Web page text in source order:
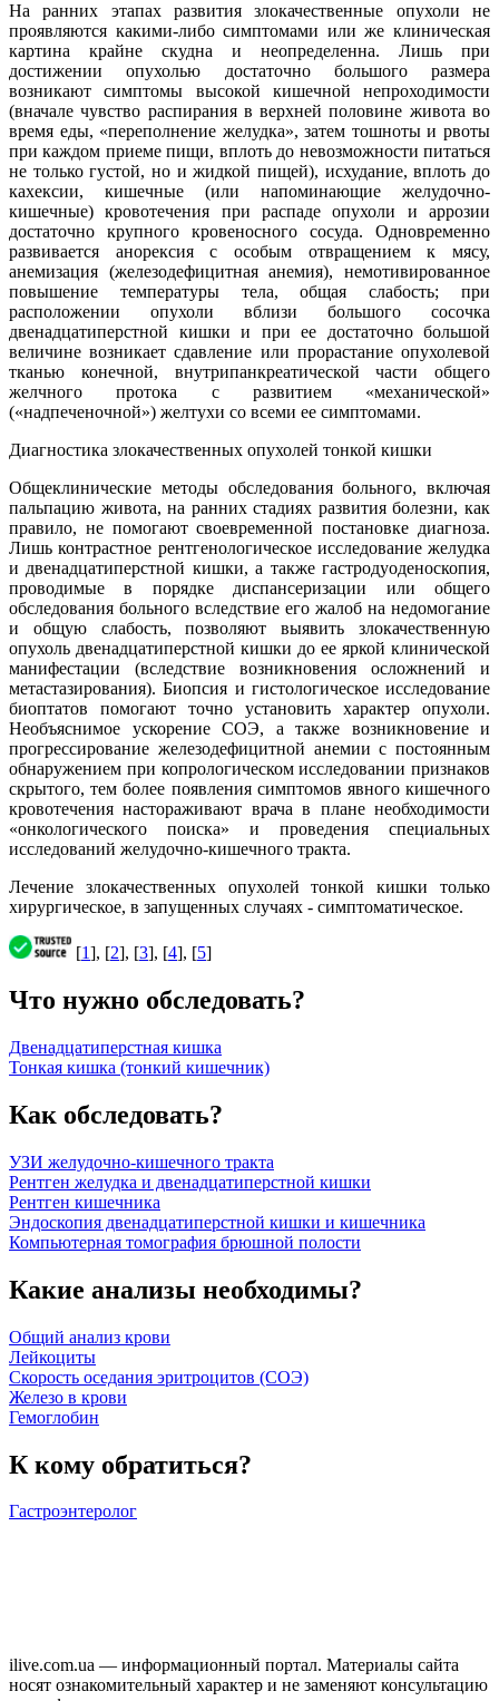
На ранних этапах развития злокачественные опухоли не
проявляются какими-либо симптомами или же клиническая
картина крайне скудна и неопределенна. Лишь при
достижении опухолью достаточно большого размера
возникают симптомы высокой кишечной непроходимости
(вначале чувство распирания в верхней половине живота во
время еды, «переполнение желудка», затем тошноты и рвоты
при каждом приеме пищи, вплоть до невозможности питаться
не только густой, но и жидкой пищей), исхудание, вплоть до
кахексии, кишечные (или напоминающие желудочно-
кишечные) кровотечения при распаде опухоли и аррозии
достаточно крупного кровеносного сосуда. Одновременно
развивается анорексия с особым отвращением к мясу,
анемизация (железодефицитная анемия), немотивированное
повышение температуры тела, общая слабость; при
расположении опухоли вблизи большого сосочка
двенадцатиперстной кишки и при ее достаточно большой
величине возникает сдавление или прорастание опухолевой
тканью конечной, внутрипанкреатической части общего
желчного протока с развитием «механической»
(«надпеченочной») желтухи со всеми ее симптомами.
Диагностика злокачественных опухолей тонкой кишки
Общеклинические методы обследования больного, включая
пальпацию живота, на ранних стадиях развития болезни, как
правило, не помогают своевременной постановке диагноза.
Лишь контрастное рентгенологическое исследование желудка
и двенадцатиперстной кишки, а также гастродуоденоскопия,
проводимые в порядке диспансеризации или общего
обследования больного вследствие его жалоб на недомогание
и общую слабость, позволяют выявить злокачественную
опухоль двенадцатиперстной кишки до ее яркой клинической
манифестации (вследствие возникновения осложнений и
метастазирования). Биопсия и гистологическое исследование
биоптатов помогают точно установить характер опухоли.
Необъяснимое ускорение СОЭ, а также возникновение и
прогрессирование железодефицитной анемии с постоянным
обнаружением при копрологическом исследовании признаков
скрытого, тем более появления симптомов явного кишечного
кровотечения настораживают врача в плане необходимости
«онкологического поиска» и проведения специальных
исследований желудочно-кишечного тракта.
Лечение злокачественных опухолей тонкой кишки только
хирургическое, в запущенных случаях - симптоматическое.
[1], [2], [3], [4], [5]
Что нужно обследовать?
Двенадцатиперстная кишка
Тонкая кишка (тонкий кишечник)
Как обследовать?
УЗИ желудочно-кишечного тракта
Рентген желудка и двенадцатиперстной кишки
Рентген кишечника
Эндоскопия двенадцатиперстной кишки и кишечника
Компьютерная томография брюшной полости
Какие анализы необходимы?
Общий анализ крови
Лейкоциты
Скорость оседания эритроцитов (СОЭ)
Железо в крови
Гемоглобин
К кому обратиться?
Гастроэнтеролог
ilive.com.ua — информационный портал. Материалы сайта
носят ознакомительный характер и не заменяют консультацию